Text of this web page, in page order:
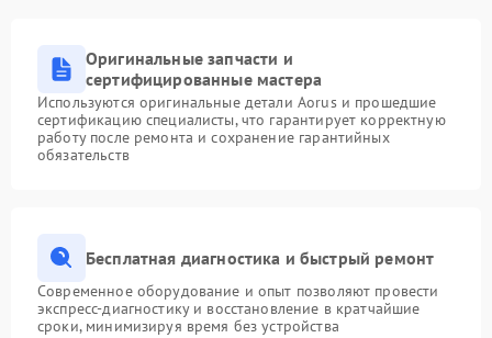
Оригинальные запчасти и
сертифицированные мастера
Используются оригинальные детали Aorus и прошедшие
сертификацию специалисты, что гарантирует корректную
работу после ремонта и сохранение гарантийных
обязательств
Бесплатная диагностика и быстрый ремонт
Современное оборудование и опыт позволяют провести
экспресс-диагностику и восстановление в кратчайшие
сроки, минимизируя время без устройства